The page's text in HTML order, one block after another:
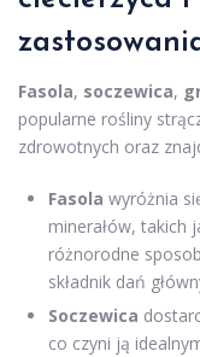
Fasola, soczewica,
popularne rośliny
zdrowotnych oraz
Fasola wyróżnia
minerałów, takich
różnorodne
składnik dań
Soczewica
co czyni ją